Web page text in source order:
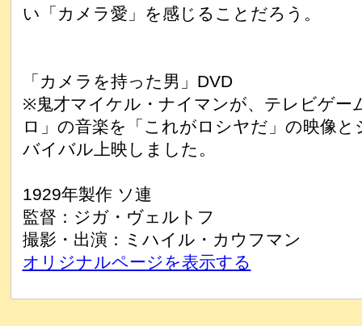
い「カメラ愛」を感じることだろう。
「カメラを持った男」DVD
※鬼才マイケル・ナイマンが、テレビゲー
ロ」の音楽を「これがロシヤだ」の映像
バイバル上映しました。
1929年製作 ソ連
監督：ジガ・ヴェルトフ
撮影・出演：ミハイル・カウフマン
オリジナルページを表示する